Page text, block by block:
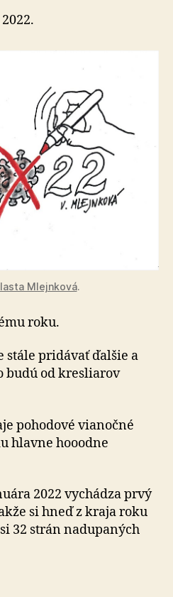
Mlejnková.
roku.
stále pridávať ďalšie a
budú od kresliarov
pohodové vianočné
hlavne hooodne
2022 vychádza prvý
si hneď z kraja roku
32 strán nadupaných